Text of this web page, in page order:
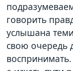
говорить
услышана
свою очередь